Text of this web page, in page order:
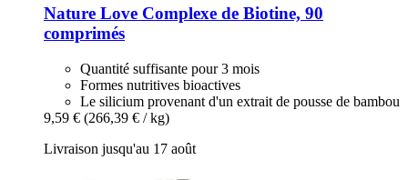
Nature Love Complexe de Biotine, 90
comprimés
Quantité suffisante pour 3 mois
Formes nutritives bioactives
Le silicium provenant d'un extrait de pousse de bambou
9,59 € (266,39 € / kg)
Livraison jusqu'au 17 août